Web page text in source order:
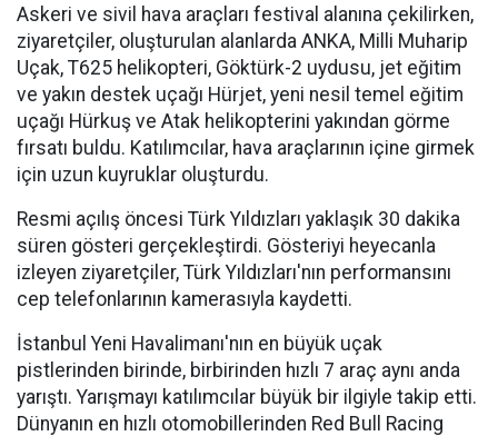
Askeri ve sivil hava araçları festival alanına çekilirken,
ziyaretçiler, oluşturulan alanlarda ANKA, Milli Muharip
Uçak, T625 helikopteri, Göktürk-2 uydusu, jet eğitim
ve yakın destek uçağı Hürjet, yeni nesil temel eğitim
uçağı Hürkuş ve Atak helikopterini yakından görme
fırsatı buldu. Katılımcılar, hava araçlarının içine girmek
için uzun kuyruklar oluşturdu.
Resmi açılış öncesi Türk Yıldızları yaklaşık 30 dakika
süren gösteri gerçekleştirdi. Gösteriyi heyecanla
izleyen ziyaretçiler, Türk Yıldızları'nın performansını
cep telefonlarının kamerasıyla kaydetti.
İstanbul Yeni Havalimanı'nın en büyük uçak
pistlerinden birinde, birbirinden hızlı 7 araç aynı anda
yarıştı. Yarışmayı katılımcılar büyük bir ilgiyle takip etti.
Dünyanın en hızlı otomobillerinden Red Bull Racing